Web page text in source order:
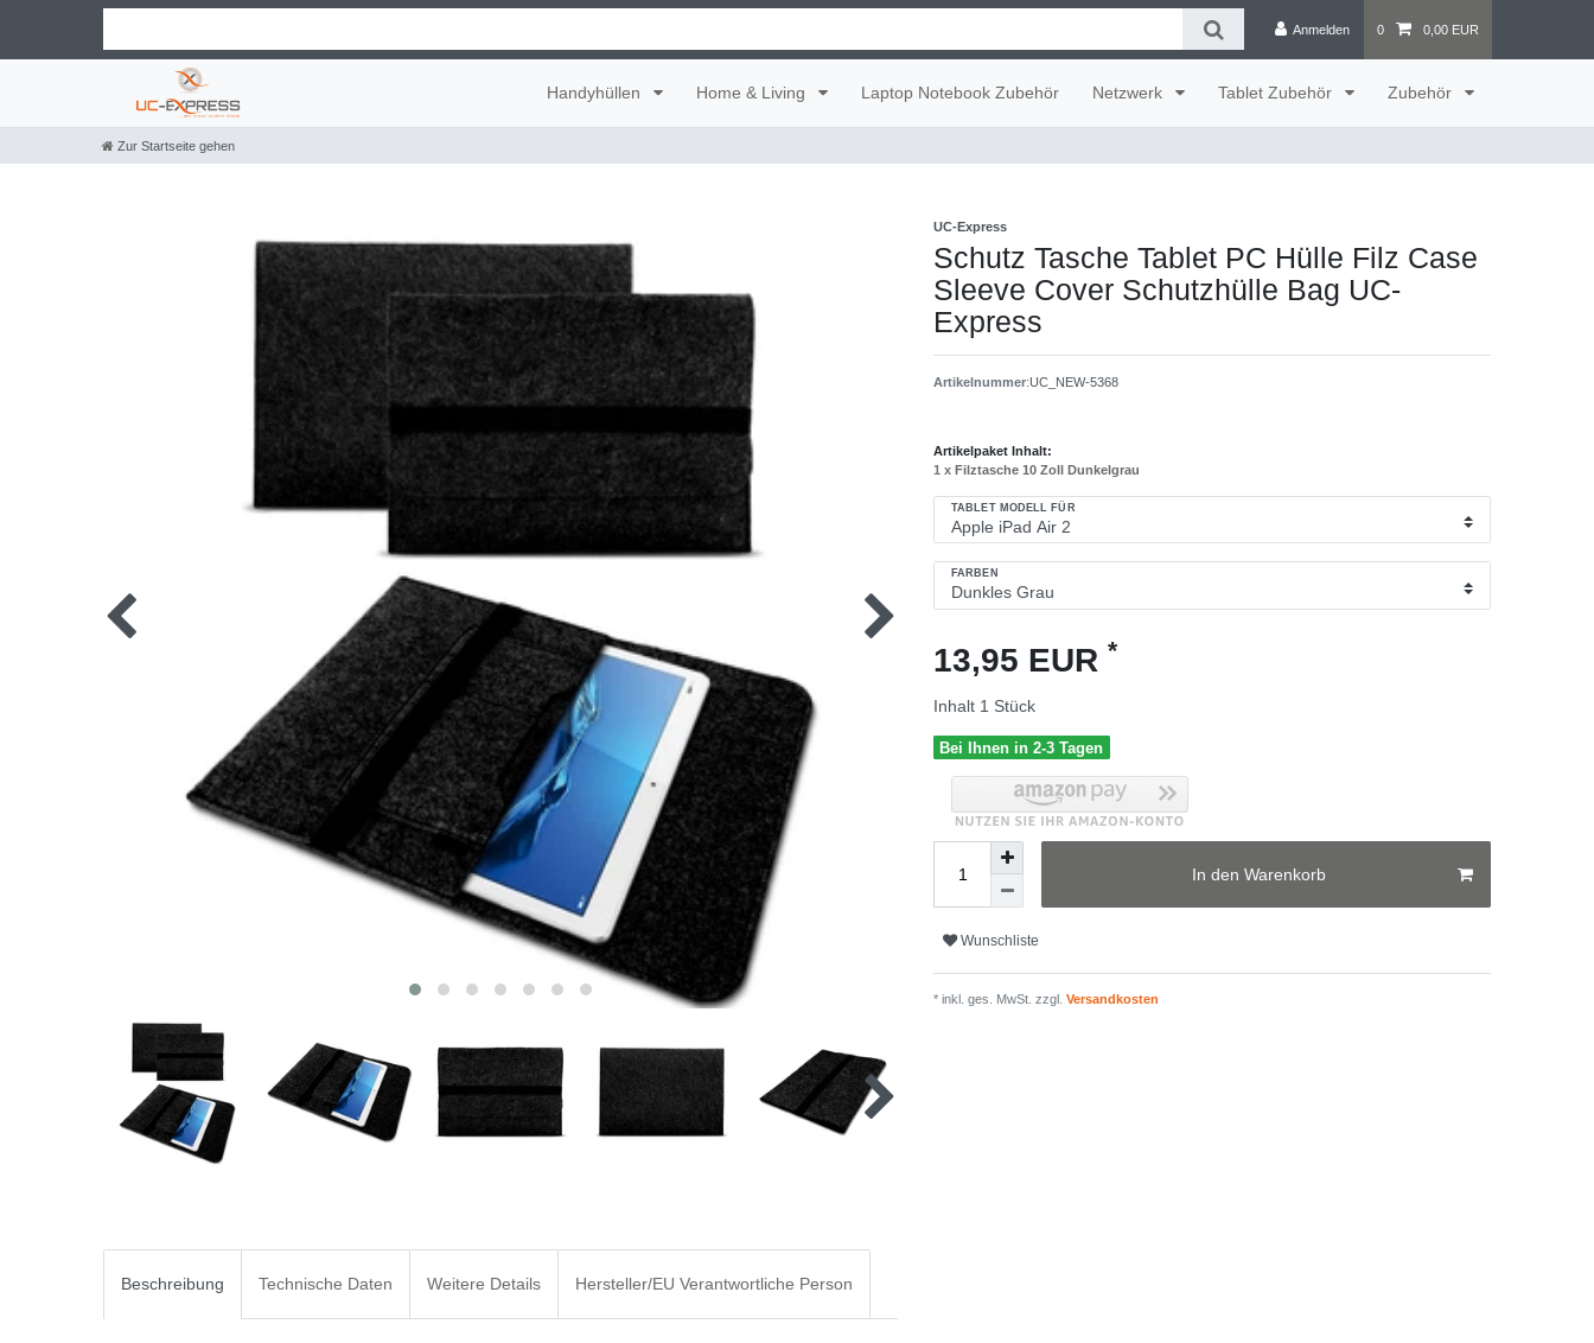
Anmelden 0 0,00 EUR
Handyhüllen Home & Living Laptop Notebook Zubehör Netzwerk Tablet Zubehör Zubehör
Zur Startseite gehen
UC-Express
Schutz Tasche Tablet PC Hülle Filz Case
Sleeve Cover Schutzhülle Bag UC-
Express
Artikelnummer:UC_NEW-5368
Artikelpaket Inhalt:
1 x Filztasche 10 Zoll Dunkelgrau
TABLET MODELL FÜR
FARBEN
13,95 EUR *
Inhalt 1 Stück
Bei Ihnen in 2-3 Tagen
In den Warenkorb
Wunschliste
* inkl. ges. MwSt. zzgl. Versandkosten
Beschreibung Technische Daten Weitere Details Hersteller/EU Verantwortliche Person